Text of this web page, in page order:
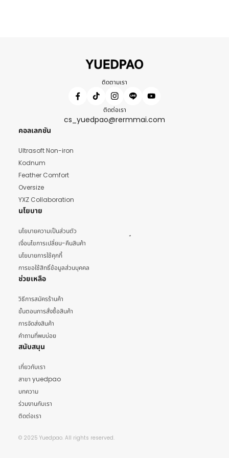
ติดตามเรา
ติดต่อเรา
cs_yuedpao@rermmai.com
คอลเลกชัน
Ultrasoft Non-iron
Kodnum
Feather Comfort
Oversize
YXZ Collaboration
นโยบาย
นโยบายความเป็นส่วนตัว
เงื่อนไขการเปลี่ยน-คืนสินค้า
นโยบายการใช้คุกกี้
การขอใช้สิทธิ์ข้อมูลส่วนบุคคล
ช่วยเหลือ
วิธีการสมัครร้านค้า
ขั้นตอนการสั่งซื้อสินค้า
การจัดส่งสินค้า
คำถามที่พบบ่อย
สนับสนุน
เกี่ยวกับเรา
สาขา yuedpao
บทความ
ร่วมงานกับเรา
ติดต่อเรา
© 2025 Yuedpao. All rights reserved.